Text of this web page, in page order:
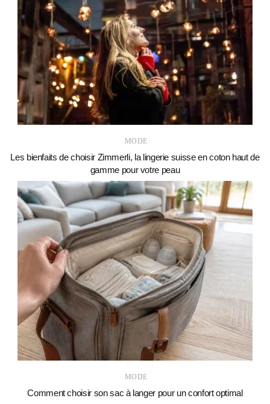
MODE
Les bienfaits de choisir Zimmerli, la lingerie suisse en coton haut de
gamme pour votre peau
MODE
Comment choisir son sac à langer pour un confort optimal